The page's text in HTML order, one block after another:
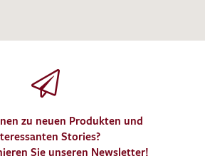
zu neuen Produkten und
Stories?
Sie unseren Newsletter!